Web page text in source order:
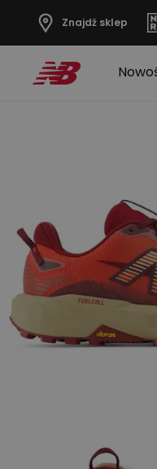
Znajdź sklep